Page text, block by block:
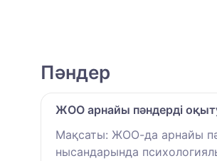
Пәндер
ЖОО арнайы пәндерді
Мақсаты: ЖОО-да арнайы
нысандарында